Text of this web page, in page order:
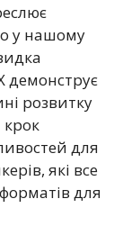
у нашому
демонструє
розвитку
крок
для
які все
для